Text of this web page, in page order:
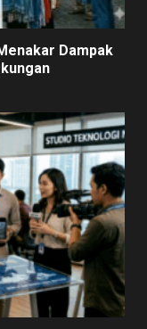
Dampak